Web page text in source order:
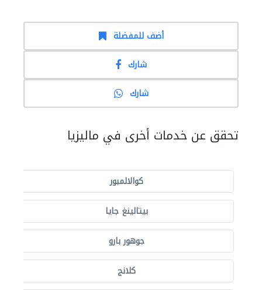
أضف للمفضلة
شارك
شارك
تحقق عن خدمات أخرى في ماليزيا
كوالالمبور
بيتالينغ جايا
جوهور بارو
كلانج